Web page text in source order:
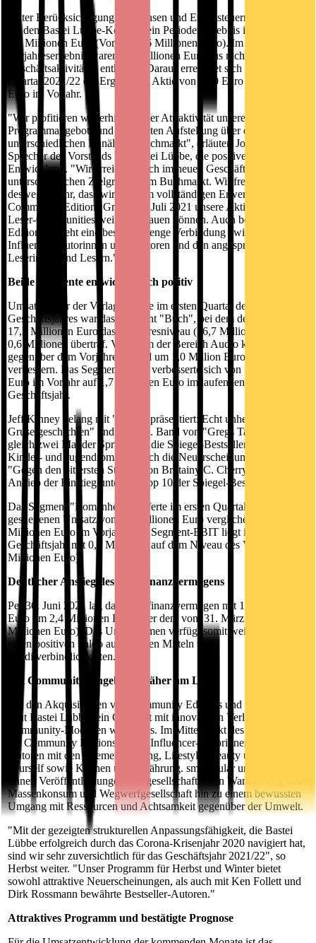
Unter Berücksichtigung von Zinsen und Ertragsteuern ergibt sich
für den Bastei Lübbe-Konzern ein Periodenergebnis in Höhe von
1,3 Millionen Euro (Vorjahr: 1,6 Millionen Euro). Im
Vorjahresergebnis waren 0,6 Millionen Euro aus nicht fortgeführten
Geschäftsaktivitäten enthalten. Daraus errechnet sich für das erste
Quartal 2021/22 ein Ergebnis je Aktie von 0,10 Euro nach 0,09
Euro im Vorjahr.
"Wir profitieren weiterhin von der Attraktivität unseres
Programmangebots und der breiten Aufstellung über die
unterschiedlichen Kanäle im Buchmarkt", erläutert Joachim Herbst,
Sprecher des Vorstands bei Bastei Lübbe, die positive
Entwicklung. "Wir erreichen auch im neuen Geschäftsjahr die
unterschiedlichen Zielgruppen im Buchmarkt. Wir freuen uns
deswegen sehr, dass wir mit dem vollständigen Erwerb der CE
Community Editions GmbH im Juli 2021 unsere Aktivitäten mit
Leser-Communities weiter ausbauen können. Auch bei Community
Editions besteht eine besonders enge Verbindung zwischen den
Influencer-Autorinnen und -Autoren und den angesprochenen
Leserinnen und Lesern."
Beide Segmente entwickeln sich positiv
Umsatztreiber der Verlagsgruppe im ersten Quartal des
Geschäftsjahres war das Segment "Buch", bei dem der Umsatz mit
17,3 Millionen Euro das Vorjahresniveau (16,7 Millionen Euro) um
0,6 Millionen übertraf. Vor allem der Bereich Audio konnte sich
gegenüber dem Vorjahresquartal um 1,0 Million Euro deutlich
verbessern. Das Segment-EBIT verbesserte sich von 1,3 Millionen
Euro im Vorjahr auf 1,7 Millionen Euro im laufenden
Geschäftsjahr.
Jeff Kinney gelang mit "Rupert präsentiert: Echt unheimliche
Gruselgeschichten" und dem 15. Band von "Gregs Tagebuch"
gleich zwei Mal der Sprung auf die Spiegel-Bestsellerliste für
Kinder- und Jugendromane. Auch die Neuerscheinung bei LYX
"Gegen den bittersten Sturm" von Brittainy C. Cherry gelang auf
Anhieb der Einstieg unter die Top 10 der Spiegel-Bestsellerliste.
Das Segment "Romanhefte" lieferte im ersten Quartal einen leicht
gestiegenen Umsatz von 1,9 Millionen Euro verglichen mit 1,8
Millionen Euro im Vorjahr. Das Segment-EBIT liegt im aktuellen
Geschäftsjahr mit 0,3 Millionen auf dem Niveau des Vorjahres (0,3
Millionen Euro).
Deutlicher Anstieg des Nettofinanzvermögens
Per 30. Juni 2021 lag das Nettofinanzvermögen mit 12,1 Millionen
Euro um 2,4 Millionen Euro über dem vom 31. März 2021 (9,7
Millionen Euro). Das Unternehmen verfügt somit weiterhin über
einen positiven Saldo aus liquiden Mitteln und
Kreditverbindlichkeiten.
Mit Community-Angeboten näher am Leser
Mit den Akquisitionen von Community Editions und smarticular
baut Bastei Lübbe sein Geschäft mit innovativen Verlags- und
Community-Modellen weiter aus. Im Mittelpunkt des Angebotes
bei Community Editions stehen Influencer-Autorinnen und -
Autoren mit den Themen Gaming, Lifestyle, Beauty und Do-it-
yourself sowie Kochen und Ernährung. smarticular unterstützt mit
seinen Veröffentlichungen den gesellschaftlichen Wandel weg von
Massenkonsum und Wegwerfgesellschaft hin zu einem bewussten
Umgang mit Ressourcen und Achtsamkeit gegenüber der Umwelt.
"Mit der gezeigten strukturellen Anpassungsfähigkeit, die Bastei
Lübbe erfolgreich durch das Corona-Krisenjahr 2020 navigiert hat,
sind wir sehr zuversichtlich für das Geschäftsjahr 2021/22", so
Herbst weiter. "Unser Programm für Herbst und Winter bietet
sowohl attraktive Neuerscheinungen, als auch mit Ken Follett und
Dirk Rossmann bewährte Bestseller-Autoren."
Attraktives Programm und bestätigte Prognose